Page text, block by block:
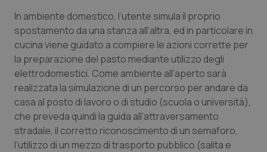
In ambiente domestico, l’utente simula il proprio
spostamento da una stanza all’altra, ed in particolare in
cucina viene guidato a compiere le azioni corrette per
la preparazione del pasto mediante utilizzo degli
elettrodomestici. Come ambiente all’aperto sarà
realizzata la simulazione di un percorso per andare da
casa al posto di lavoro o di studio (scuola o università),
che preveda quindi la guida all’attraversamento
stradale, il corretto riconoscimento di un semaforo,
l’utilizzo di un mezzo di trasporto pubblico (salita e